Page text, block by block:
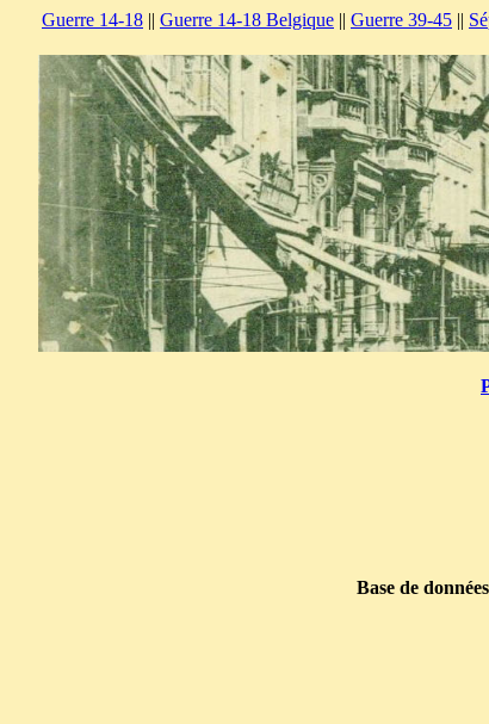
Guerre 14-18 || Guerre 14-18 Belgique || Guerre 39-45 ||
Base de